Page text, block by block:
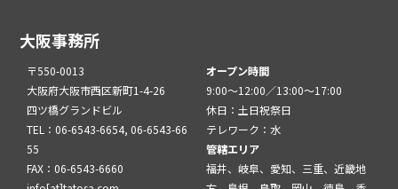
大阪事務所
〒550-0013
大阪府大阪市西区新町1-4-26
四ツ橋グランドビル
TEL：06-6543-6654, 06-6543-66
55
FAX：06-6543-6660
オープン時間
9:00～12:00／13:00～17:00
休日：土日祝祭日
テレワーク：水
管轄エリア
福井、岐阜、愛知、三重、近畿地